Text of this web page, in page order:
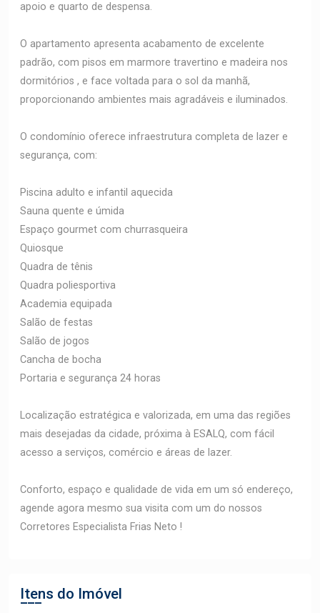
apoio e quarto de despensa.
O apartamento apresenta acabamento de excelente
padrão, com pisos em marmore travertino e madeira nos
dormitórios , e face voltada para o sol da manhã,
proporcionando ambientes mais agradáveis e iluminados.
O condomínio oferece infraestrutura completa de lazer e
segurança, com:
Piscina adulto e infantil aquecida
Sauna quente e úmida
Espaço gourmet com churrasqueira
Quiosque
Quadra de tênis
Quadra poliesportiva
Academia equipada
Salão de festas
Salão de jogos
Cancha de bocha
Portaria e segurança 24 horas
Localização estratégica e valorizada, em uma das regiões
mais desejadas da cidade, próxima à ESALQ, com fácil
acesso a serviços, comércio e áreas de lazer.
Conforto, espaço e qualidade de vida em um só endereço,
agende agora mesmo sua visita com um do nossos
Corretores Especialista Frias Neto !
Itens do Imóvel